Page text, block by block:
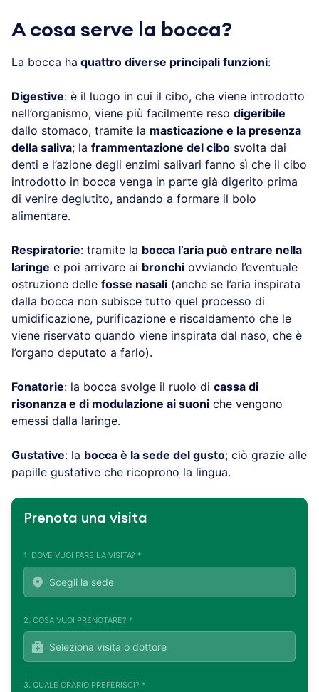
A cosa serve la bocca?
La bocca ha quattro diverse principali funzioni:
Digestive: è il luogo in cui il cibo, che viene introdotto
nell’organismo, viene più facilmente reso digeribile
dallo stomaco, tramite la masticazione e la presenza
della saliva; la frammentazione del cibo svolta dai
denti e l’azione degli enzimi salivari fanno sì che il cibo
introdotto in bocca venga in parte già digerito prima
di venire deglutito, andando a formare il bolo
alimentare.
Respiratorie: tramite la bocca l’aria può entrare nella
laringe e poi arrivare ai bronchi ovviando l’eventuale
ostruzione delle fosse nasali (anche se l’aria inspirata
dalla bocca non subisce tutto quel processo di
umidificazione, purificazione e riscaldamento che le
viene riservato quando viene inspirata dal naso, che è
l’organo deputato a farlo).
Fonatorie: la bocca svolge il ruolo di cassa di
risonanza e di modulazione ai suoni che vengono
emessi dalla laringe.
Gustative: la bocca è la sede del gusto; ciò grazie alle
papille gustative che ricoprono la lingua.
Prenota una visita
1. DOVE VUOI FARE LA VISITA? *
2. COSA VUOI PRENOTARE? *
3. QUALE ORARIO PREFERISCI? *